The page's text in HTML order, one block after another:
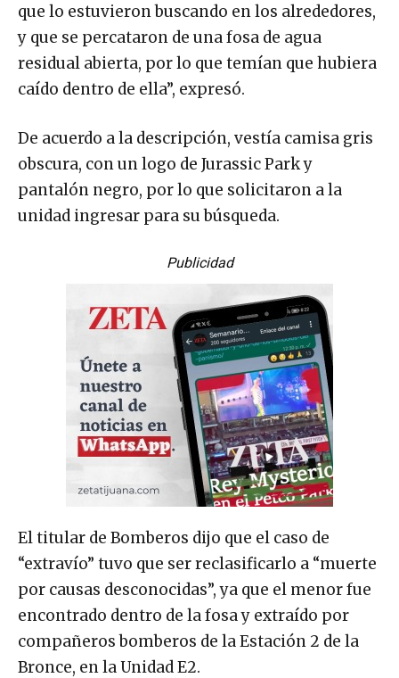
que lo estuvieron buscando en los alrededores,
y que se percataron de una fosa de agua
residual abierta, por lo que temían que hubiera
caído dentro de ella”, expresó.
De acuerdo a la descripción, vestía camisa gris
obscura, con un logo de Jurassic Park y
pantalón negro, por lo que solicitaron a la
unidad ingresar para su búsqueda.
Publicidad
El titular de Bomberos dijo que el caso de
“extravío” tuvo que ser reclasificarlo a “muerte
por causas desconocidas”, ya que el menor fue
encontrado dentro de la fosa y extraído por
compañeros bomberos de la Estación 2 de la
Bronce, en la Unidad E2.